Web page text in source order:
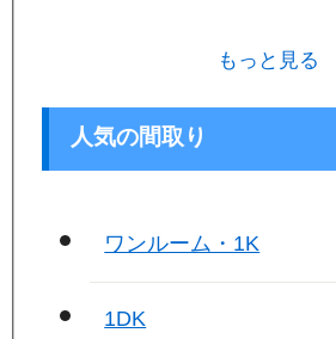
もっと見る
人気の間取り
ワンルーム・1K
1DK